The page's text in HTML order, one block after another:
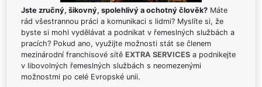
Jste zručný, šikovný, spolehlivý a ochotný člověk? Máte
rád všestrannou práci a komunikaci s lidmi? Myslíte si, že
byste si mohl vydělávat a podnikat v řemeslných službách a
pracích? Pokud ano, využijte možnosti stát se členem
mezinárodní franchisové sítě EXTRA SERVICES a podnikejte
v libovolných řemeslných službách s neomezenými
možnostmi po celé Evropské unii.